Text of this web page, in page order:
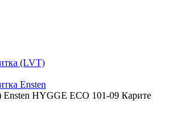
(LVT)
Ensten
HYGGE ECO 101-09 Карите